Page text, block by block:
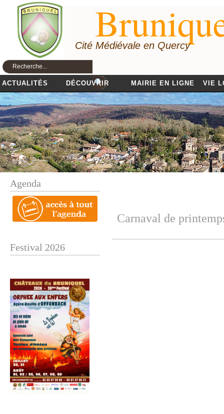
Cité Médiévale en Quercy
ACTUALITÉS DÉCOUVRIR MAIRIE EN LIGNE VIE
Agenda
Festival 2026
Carnaval de